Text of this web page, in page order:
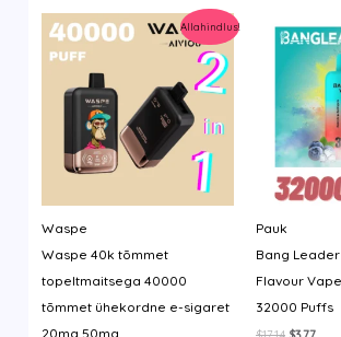
Allahindlus!
Waspe
Waspe 40k tõmmet
topeltmaitsega 40000
tõmmet ühekordne e-sigaret
20mg 50mg
Pauk
Bang
Flavour
32000 Puffs